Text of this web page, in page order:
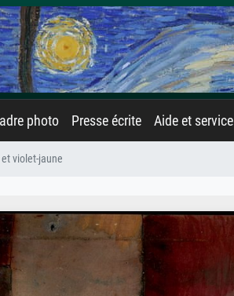
photo Presse écrite Aide et service
violet-jaune